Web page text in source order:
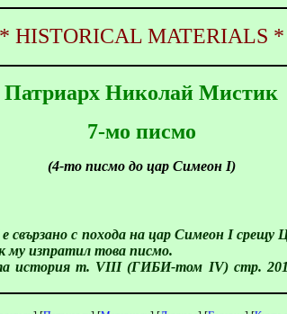
* HISTORICAL MATERIALS *
Патриарх Николай Мистик
7-мо писмо
(4-то писмо до цар Симеон І)
с похода на цар Симеон І срещу
му изпратил това писмо.
история т. VІІІ (ГИБИ-том ІV) стр.